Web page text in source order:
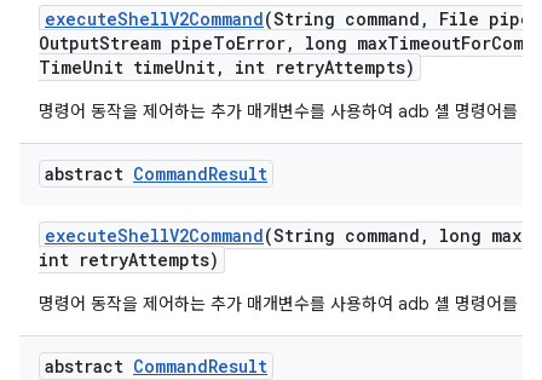
executeShellV2Command(String command , File pipe
OutputStream pipeToError, long maxTimeoutFor
TimeUnit timeUnit, int retryAttempts)
명령어 동작을 제어하는 추가 매개변수를 사용하여 adb 셸 명령어를
abstract CommandResult
executeShellV2Command(String command , long max
int retryAttempts)
명령어 동작을 제어하는 추가 매개변수를 사용하여 adb 셸 명령어를
abstract CommandResult